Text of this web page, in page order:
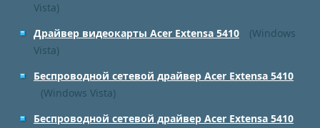
Vista)
Драйвер видеокарты Acer Extensa 5410
(Windows
Vista)
Беспроводной сетевой драйвер Acer Extensa 5410
(Windows Vista)
Беспроводной сетевой драйвер Acer Extensa 5410